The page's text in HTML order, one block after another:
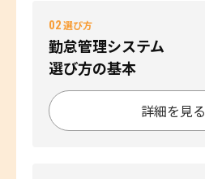
02選び方
勤怠管理システム
選び方の基本
詳細を見る